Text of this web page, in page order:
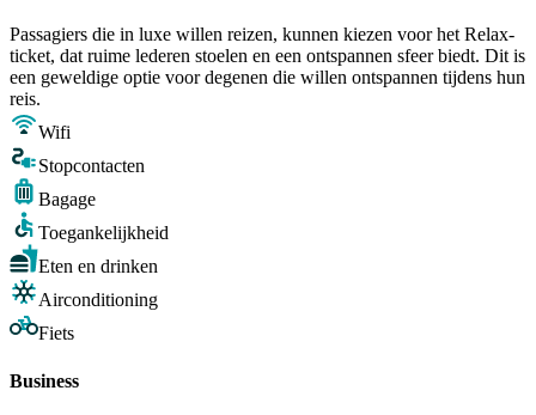
Passagiers die in luxe willen reizen, kunnen kiezen voor het Relax-
ticket, dat ruime lederen stoelen en een ontspannen sfeer biedt. Dit is
een geweldige optie voor degenen die willen ontspannen tijdens hun
reis.
Wifi
Stopcontacten
Bagage
Toegankelijkheid
Eten en drinken
Airconditioning
Fiets
Business